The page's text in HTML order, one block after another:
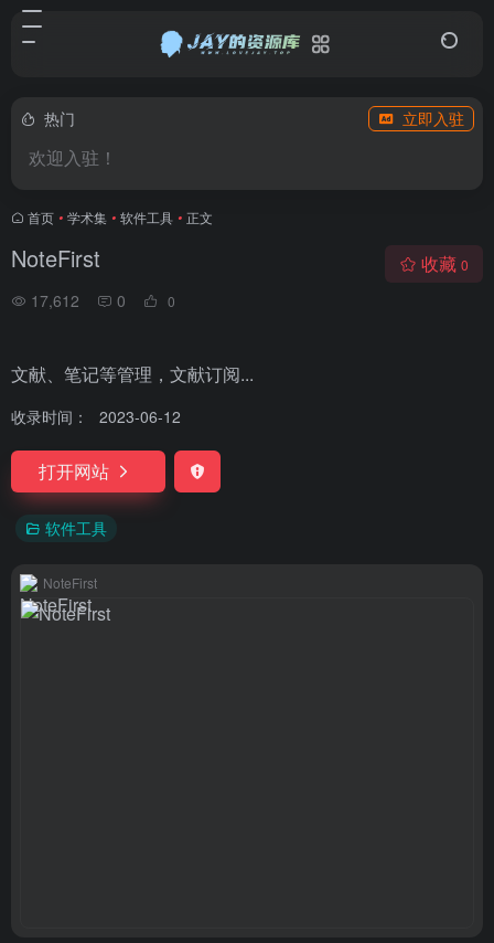
热门 立即入驻
欢迎入驻！
首页 • 学术集 • 软件工具 • 正文
NoteFirst
17,612 0 0
收藏 0
文献、笔记等管理，文献订阅...
收录时间： 2023-06-12
打开网站
软件工具
NoteFirst